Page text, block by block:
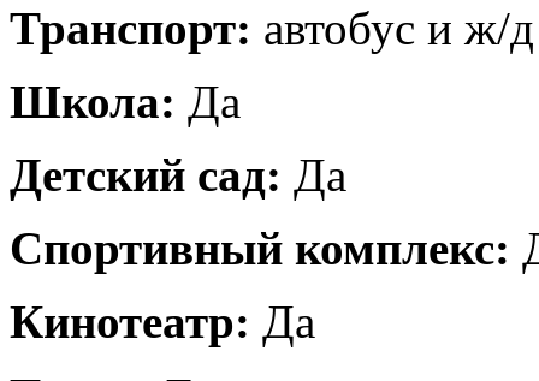
Транспорт: автобус и ж/д
Школа: Да
Детский сад: Да
Спортивный комплекс:
Кинотеатр: Да